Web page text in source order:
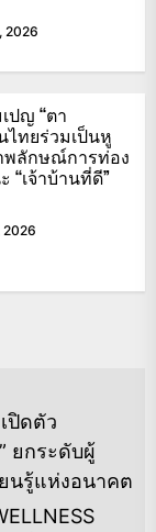
2026
ปญ “ตา
ไทยร่วมเป็นหู
พลักษณ์การท่อง
“เจ้าบ้านที่ดี”
2026
ปิดตัว
ยกระดับผู้
นรู้แห่งอนาคต